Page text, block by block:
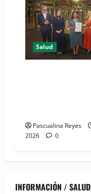
Salud
Pascualina Reyes
2026
0
INFORMACIÓN / SALUD